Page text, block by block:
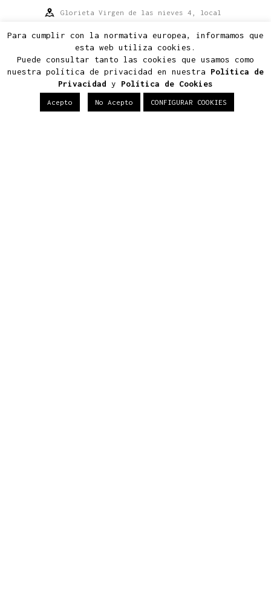
Glorieta Virgen de las nieves 4, local
Boadilla del Monte, Madrid
info@2m-arquitectos.com
919 289 760 - 615 623 813 - 609 071 175
Para cumplir con la normativa europea, informamos que
esta web utiliza cookies.
Puede consultar tanto las cookies que usamos como
nuestra política de privacidad en nuestra Política de
Privacidad y Política de Cookies
Acepto No Acepto CONFIGURAR COOKIES